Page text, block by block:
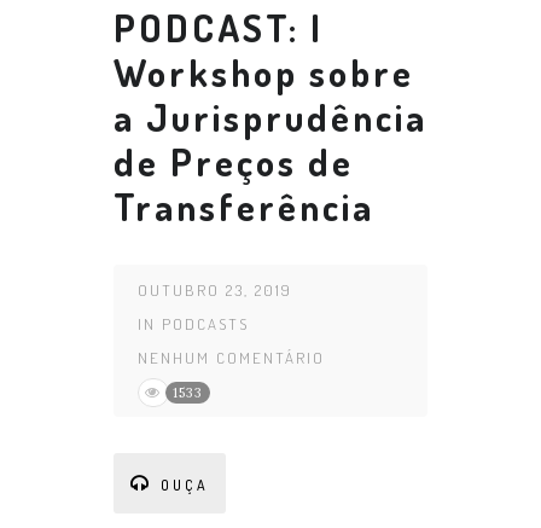
PODCAST: I
Workshop sobre
a Jurisprudência
de Preços de
Transferência
OUTUBRO 23, 2019
IN PODCASTS
NENHUM COMENTÁRIO
1533
OUÇA